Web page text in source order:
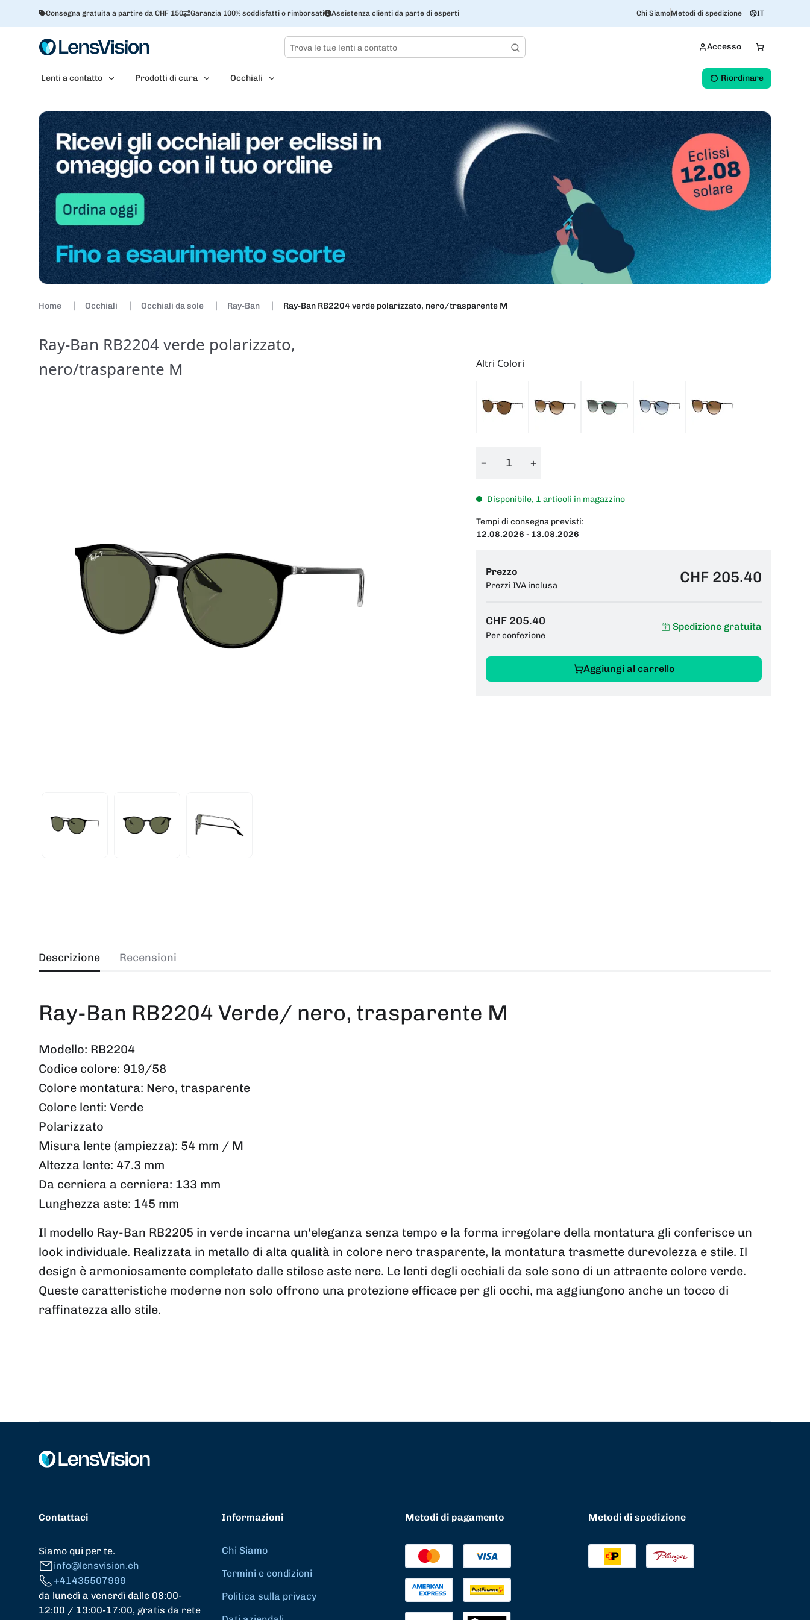
Consegna gratuita a partire da CHF 150 Garanzia 100% soddisfatti o rimborsati Assistenza clienti da parte di esperti Chi SiamoMetodi di spedizione IT
Accesso
Lenti a contatto Prodotti di cura Occhiali Riordinare
Home Occhiali Occhiali da sole Ray-Ban Ray-Ban RB2204 verde polarizzato, nero/trasparente M
Ray-Ban RB2204 verde polarizzato,
nero/trasparente M
Altri Colori
− +
Disponibile, 1 articoli in magazzino
Tempi di consegna previsti:
12.08.2026 - 13.08.2026
Prezzo
Prezzi IVA inclusa CHF 205.40
CHF 205.40
Per confezione
Spedizione gratuita
Aggiungi al carrello
Descrizione
Ray-Ban RB2204 Verde/ nero, trasparente M
Modello: RB2204
Codice colore: 919/58
Colore montatura: Nero, trasparente
Colore lenti: Verde
Polarizzato
Misura lente (ampiezza): 54 mm / M
Altezza lente: 47.3 mm
Da cerniera a cerniera: 133 mm
Lunghezza aste: 145 mm
Il modello Ray-Ban RB2205 in verde incarna un'eleganza senza tempo e la forma irregolare della montatura gli conferisce un
look individuale. Realizzata in metallo di alta qualità in colore nero trasparente, la montatura trasmette durevolezza e stile. Il
design è armoniosamente completato dalle stilose aste nere. Le lenti degli occhiali da sole sono di un attraente colore verde.
Queste caratteristiche moderne non solo offrono una protezione efficace per gli occhi, ma aggiungono anche un tocco di
raffinatezza allo stile.
Recensioni
Contattaci
Siamo qui per te.
info@lensvision.ch
+41435507999
da lunedì a venerdì dalle 08:00-
12:00 / 13:00-17:00, gratis da rete
Informazioni
Chi Siamo
Termini e condizioni
Politica sulla privacy
Metodi di pagamento Metodi di spedizione